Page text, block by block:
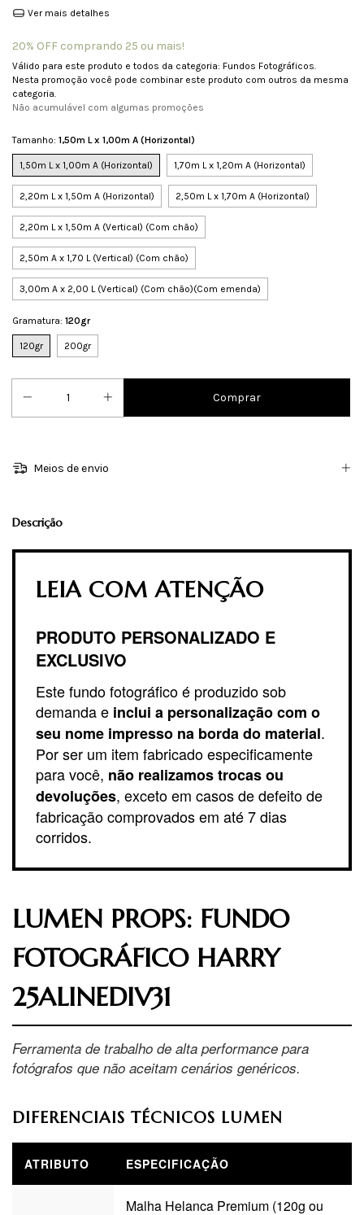
Ver mais detalhes
20% OFF comprando 25 ou mais!
Válido para este produto e todos da categoria: Fundos Fotográficos.
Nesta promoção você pode combinar este produto com outros da mesma
categoria.
Não acumulável com algumas promoções
Tamanho: 1,50m L x 1,00m A (Horizontal)
1,50m L x 1,00m A (Horizontal) 1,70m L x 1,20m A (Horizontal)
2,20m L x 1,50m A (Horizontal) 2,50m L x 1,70m A (Horizontal)
2,20m L x 1,50m A (Vertical) (Com chão)
2,50m A x 1,70 L (Vertical) (Com chão)
3,00m A x 2,00 L (Vertical) (Com chão)(Com emenda)
Gramatura: 120gr
120gr 200gr
Meios de envio
Descrição
LEIA COM ATENÇÃO
PRODUTO PERSONALIZADO E
EXCLUSIVO
Este fundo fotográfico é produzido sob
demanda e inclui a personalização com o
seu nome impresso na borda do material.
Por ser um item fabricado especificamente
para você, não realizamos trocas ou
devoluções, exceto em casos de defeito de
fabricação comprovados em até 7 dias
corridos.
LUMEN PROPS: FUNDO
FOTOGRÁFICO HARRY
25ALINEDIV31
Ferramenta de trabalho de alta performance para
fotógrafos que não aceitam cenários genéricos.
DIFERENCIAIS TÉCNICOS LUMEN
ATRIBUTO ESPECIFICAÇÃO
Malha Helanca Premium (120g ou